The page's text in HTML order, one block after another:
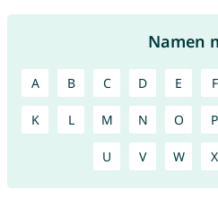
Namen
A B C D E F
K L M N O P
U V W X